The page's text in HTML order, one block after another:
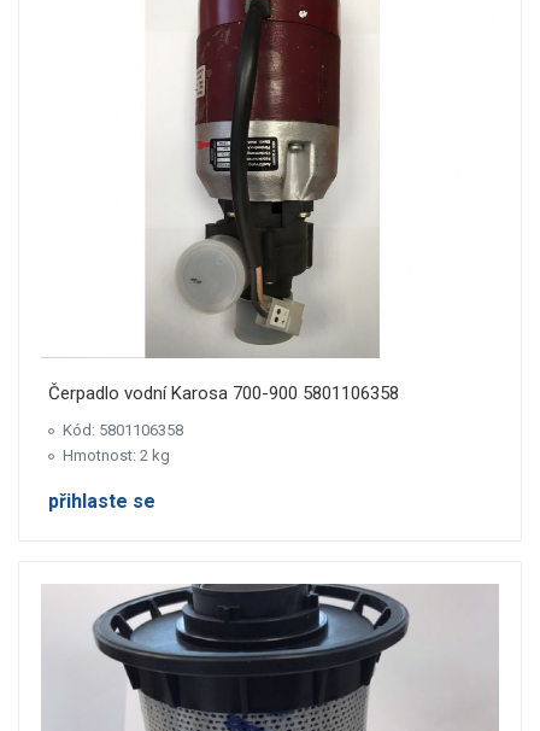
Čerpadlo vodní Karosa 700-900 5801106358
Kód: 5801106358
Hmotnost: 2 kg
přihlaste se